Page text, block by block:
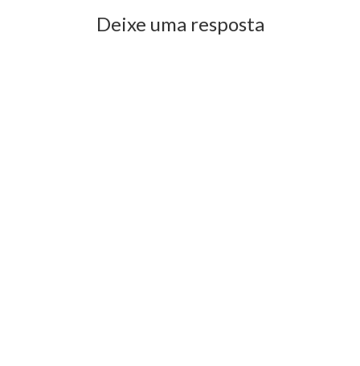
Deixe uma resposta